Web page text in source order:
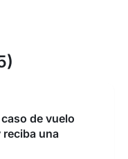
de vuelo
reciba una